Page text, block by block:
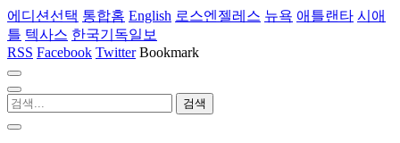
에디션선택 통합홈 English 로스엔젤레스 뉴욕 애틀랜타 시애
틀 텍사스 한국기독일보
RSS Facebook Twitter Bookmark